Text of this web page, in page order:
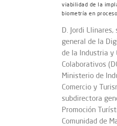
viabilidad de la
biometría en
D. Jordi
general de la
de la Industria y
Colaborativos
Ministerio de
Comercio y
subdirectora
Promoción
Comunidad de